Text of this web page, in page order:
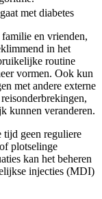
met diabetes
en vrienden,
in het
routine
vormen. Ook kun
met andere externe
kunnen veranderen.
tijd geen reguliere
plotselinge
kan het beheren
injecties (MDI)